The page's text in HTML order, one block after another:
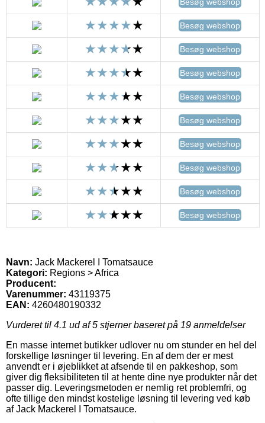
Besøg webshop
Besøg webshop
Besøg webshop
Besøg webshop
Besøg webshop
Besøg webshop
Besøg webshop
Besøg webshop
Besøg webshop
Navn: Jack Mackerel I Tomatsauce
Kategori: Regions > Africa
Producent:
Varenummer: 43119375
EAN: 4260480190332
Vurderet til 4.1 ud af 5 stjerner baseret på 19 anmeldelser
En masse internet butikker udlover nu om stunder en hel del
forskellige løsninger til levering. En af dem der er mest
anvendt er i øjeblikket at afsende til en pakkeshop, som
giver dig fleksibiliteten til at hente dine nye produkter når det
passer dig. Leveringsmetoden er nemlig ret problemfri, og
ofte tillige den mindst kostelige løsning til levering ved køb
af Jack Mackerel I Tomatsauce.